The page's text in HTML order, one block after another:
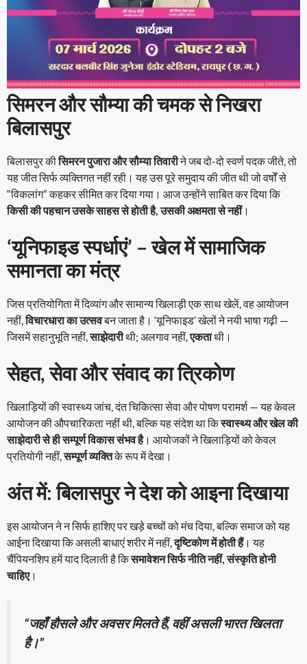
सिमरन और सौम्या की चमक से निखरा
बिलासपुर
बिलासपुर कीसिमरन पुजारा और सौम्या तिवारीने जब दो-दो स्वर्ण पदक जीते, तो
यह जीत सिर्फ व्यक्तिगत नहीं रही। यह उस पूरे समुदाय की जीत थी जो वर्षों से
“विकलांग” कहकर सीमित कर दिया गया। आज उन्होंने साबित कर दिया कि
किसी की पहचान उसके साहस से होती है, उसकी अक्षमता से नहीं।
‘यूनिफाइड स्पर्धाएं’ – खेल में सामाजिक
समानता का मंत्र
जिस प्रतियोगिता में दिव्यांग और सामान्य खिलाड़ी एक साथ खेलें, वह आयोजन
नहीं,विचारधारा का उत्सवबन जाता है। ‘यूनिफाइड’ खेलों ने नयी भाषा गढ़ी —
जिसमें सहानुभूति नहीं,साझेदारीथी; अलगाव नहीं,एकताथी।
सेहत, सेवा और संवाद का त्रिकोण
खिलाड़ियों की स्वास्थ्य जांच, दंत चिकित्सा सेवा और पोषण परामर्श — यह केवल
आयोजन की औपचारिकता नहीं थी, बल्कि यह संदेश था किस्वास्थ्य और खेल की
साझेदारी से ही सम्पूर्ण विकास संभव है। आयोजकों ने खिलाड़ियों को केवल
प्रतियोगी नहीं,सम्पूर्ण व्यक्तिके रूप में देखा।
अंत में: बिलासपुर ने देश को आइना दिखाया
इस आयोजन ने न सिर्फ हाशिए पर खड़े बच्चों को मंच दिया, बल्कि समाज को यह
आईना दिखाया कि असली बाधाएं शरीर में नहीं,दृष्टिकोण में होती हैं। यह
चैंपियनशिप हमें याद दिलाती है किसमावेशन सिर्फ नीति नहीं, संस्कृति होनी
चाहिए।
“जहाँ हौसले और अवसर मिलते हैं, वहीं असली भारत खिलता
है।”